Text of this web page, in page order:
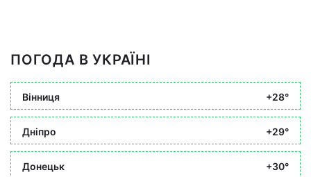
ПОГОДА В УКРАЇНІ
Вінниця +28°
Дніпро +29°
Донецьк +30°